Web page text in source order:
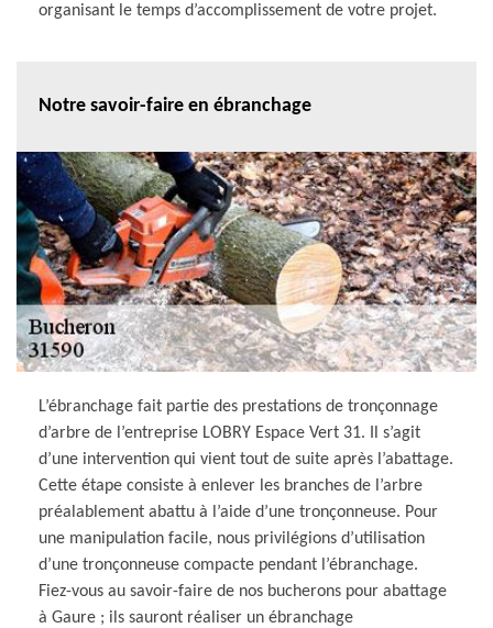
organisant le temps d’accomplissement de votre projet.
Notre savoir-faire en ébranchage
L’ébranchage fait partie des prestations de tronçonnage
d’arbre de l’entreprise LOBRY Espace Vert 31. Il s’agit
d’une intervention qui vient tout de suite après l’abattage.
Cette étape consiste à enlever les branches de l’arbre
préalablement abattu à l’aide d’une tronçonneuse. Pour
une manipulation facile, nous privilégions d’utilisation
d’une tronçonneuse compacte pendant l’ébranchage.
Fiez-vous au savoir-faire de nos bucherons pour abattage
à Gaure ; ils sauront réaliser un ébranchage